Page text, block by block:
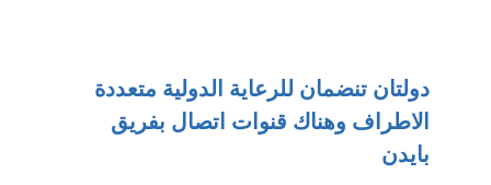
دولتان تنضمان للرعاية الدولية متعددة
الاطراف وهناك قنوات اتصال بفريق
بايدن